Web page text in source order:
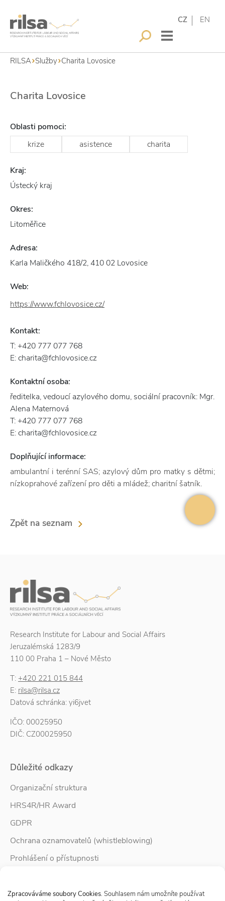
Zpracováváme soubory Cookies. Souhlasem nám umožníte používat
CZ EN
RILSA Služby Charita Lovosice
Charita Lovosice
Oblasti pomoci:
krize
asistence charita
Kraj:
Ústecký kraj
Okres:
Litoměřice
Adresa:
Karla Maličkého 418/2, 410 02 Lovosice
Web:
https://www.fchlovosice.cz/
Kontakt:
T: +420 777 077 768
E: charita@fchlovosice.cz
Kontaktní osoba:
ředitelka, vedoucí azylového domu, sociální pracovník: Mgr.
Alena Maternová
T: +420 777 077 768
E: charita@fchlovosice.cz
Doplňující informace:
ambulantní i terénní SAS; azylový dům pro matky s dětmi;
nízkoprahové zařízení pro děti a mládež; charitní šatník.
Zpět na seznam
Research Institute for Labour and Social Affairs
Jeruzalémská 1283/9
110 00 Praha 1 – Nové Město
T: +420 221 015 844
E: rilsa@rilsa.cz
Datová schránka: yi6jvet
IČO: 00025950
DIČ: CZ00025950
Důležité odkazy
Organizační struktura
HRS4R/HR Award
GDPR
Ochrana oznamovatelů (whistleblowing)
Prohlášení o přístupnosti
Zpravodaj Rodina